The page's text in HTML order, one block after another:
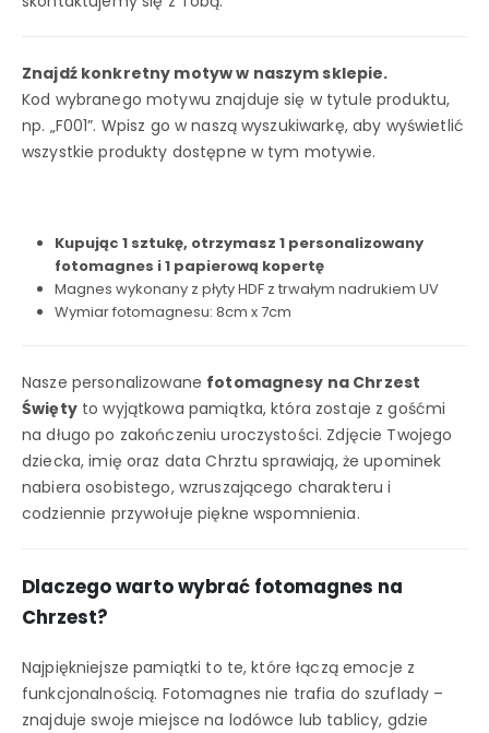
Znajdź konkretny motyw w naszym sklepie.
Kod wybranego motywu znajduje się w tytule produktu,
np. „F001”. Wpisz go w naszą wyszukiwarkę, aby wyświetlić
wszystkie produkty dostępne w tym motywie.
Kupując 1 sztukę, otrzymasz 1 personalizowany
fotomagnes i 1 papierową kopertę
Magnes wykonany z płyty HDF z trwałym nadrukiem UV
Wymiar fotomagnesu: 8cm x 7cm
Nasze personalizowane fotomagnesy na Chrzest
Świętyto wyjątkowa pamiątka, która zostaje z gośćmi
na długo po zakończeniu uroczystości. Zdjęcie Twojego
dziecka, imię oraz data Chrztu sprawiają, że upominek
nabiera osobistego, wzruszającego charakteru i
codziennie przywołuje piękne wspomnienia.
Dlaczego warto wybrać fotomagnes na
Chrzest?
Najpiękniejsze pamiątki to te, które łączą emocje z
funkcjonalnością. Fotomagnes nie trafia do szuflady –
znajduje swoje miejsce na lodówce lub tablicy, gdzie